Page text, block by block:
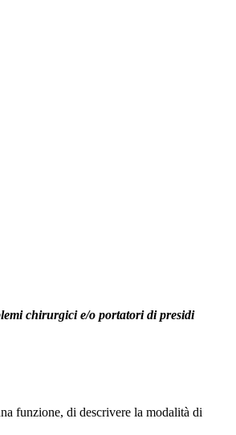
chirurgici e/o portatori di presidi
funzione, di descrivere la modalità di